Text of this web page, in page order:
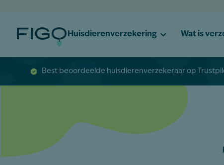
Huisdierenverzekering Wat is
Best beoordeelde huisdierenverzekeraar op